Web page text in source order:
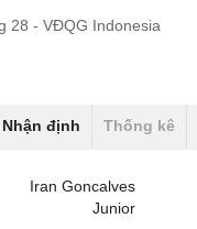
28 - VĐQG Indonesia
Nhận định Thống kê
Iran Goncalves
Junior